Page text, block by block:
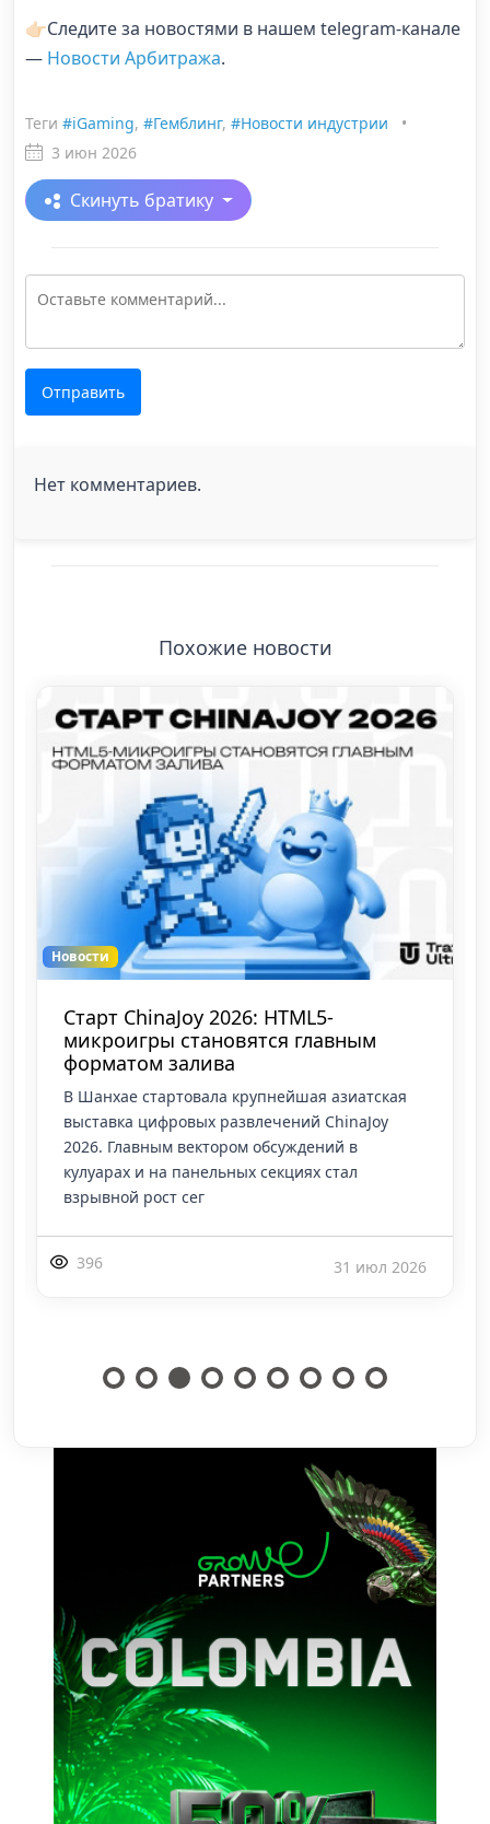
👉🏻Следите за новостями в нашем telegram-канале
— Новости Арбитража.
Теги #iGaming, #Гемблинг, #Новости индустрии
•
3 июн 2026
Скинуть братику
Отправить
Нет комментариев.
Похожие новости
Новости
Старт ChinaJoy 2026: HTML5-
микроигры становятся главным
форматом залива
В Шанхае стартовала крупнейшая азиатская
выставка цифровых развлечений ChinaJoy
2026. Главным вектором обсуждений в
кулуарах и на панельных секциях стал
взрывной рост сег
396 31 июл 2026